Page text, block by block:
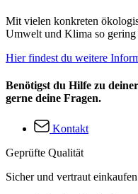
Mit vielen konkreten
Umwelt und Klima so
Hier findest du weitere
Benötigst du Hilfe zu
gerne deine Fragen.
Kontakt
Geprüfte Qualität
Sicher und vertraut einkaufen